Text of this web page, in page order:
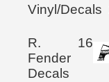
Vinyl/Decals
R.
Fender
Decals
16